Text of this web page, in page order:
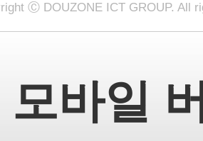
Ⓒ DOUZONE ICT GROUP. All
모바일